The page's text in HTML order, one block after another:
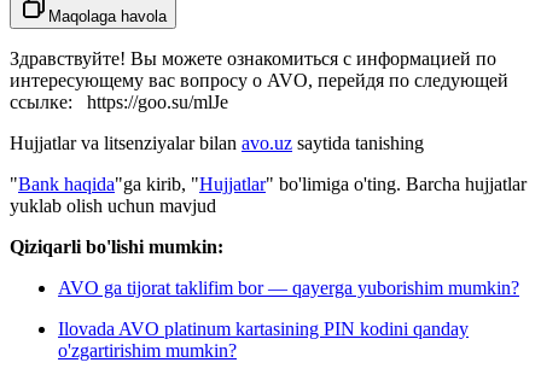
Maqolaga havola
Здравствуйте! Вы можете ознакомиться с информацией по
интересующему вас вопросу о AVO, перейдя по следующей
ссылке:
https://goo.su/mlJe
Hujjatlar va litsenziyalar bilan avo.uz saytida tanishing
"Bank haqida"ga kirib, "Hujjatlar" bo'limiga o'ting. Barcha hujjatlar
yuklab olish uchun mavjud
Qiziqarli bo'lishi mumkin:
AVO ga tijorat taklifim bor — qayerga yuborishim mumkin?
Ilovada AVO platinum kartasining PIN kodini qanday
o'zgartirishim mumkin?